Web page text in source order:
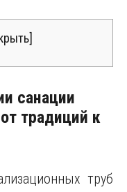
]
санации
традиций к
труб